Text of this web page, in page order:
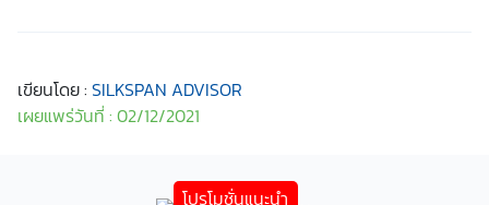
เขียนโดย : SILKSPAN ADVISOR
เผยแพร่วันที่ : 02/12/2021